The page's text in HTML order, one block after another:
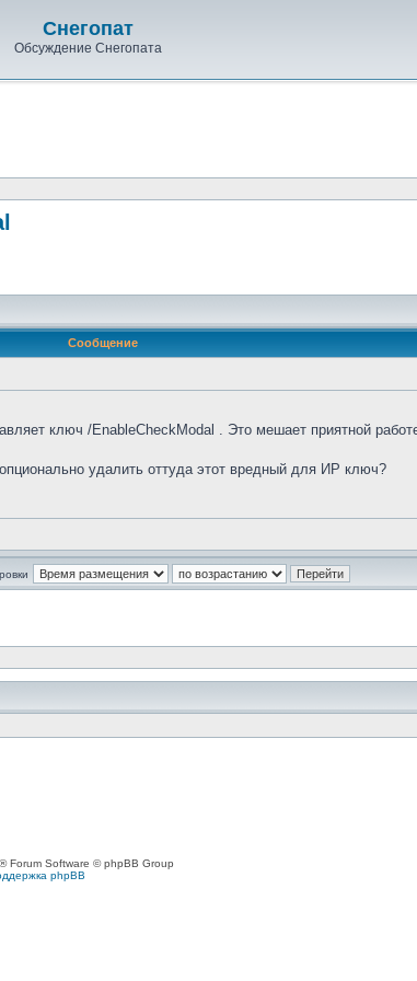
Снегопат
Обсуждение Снегопата
Сообщение
ключ /EnableCheckModal . Это мешает приятной
удалить оттуда этот вредный для ИР ключ?
® Forum Software © phpBB Group
phpBB